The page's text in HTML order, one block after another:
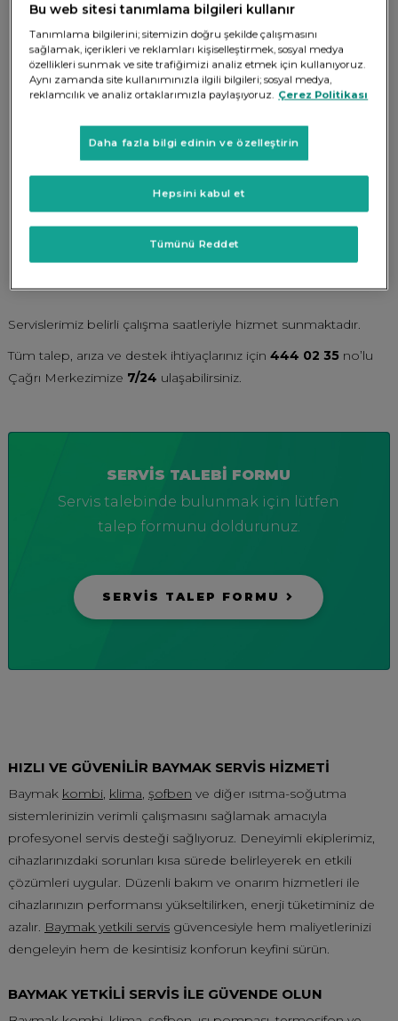
SEÇİNİZ
Servislerimiz belirli çalışma saatleriyle hizmet sunmaktadır.
Tüm talep, arıza ve destek ihtiyaçlarınız için 444 02 35no’lu
Çağrı Merkezimize 7/24 ulaşabilirsiniz.
SERVİS TALEBİ FORMU
Servis talebinde bulunmak için lütfen
talep formunu doldurunuz.
SERVİS TALEP FORMU
HIZLI VE GÜVENİLİR BAYMAK SERVİS HİZMETİ
Baymak kombi, klima, şofben ve diğer ısıtma-soğutma
sistemlerinizin verimli çalışmasını sağlamak amacıyla
profesyonel servis desteği sağlıyoruz. Deneyimli ekiplerimiz,
cihazlarınızdaki sorunları kısa sürede belirleyerek en etkili
çözümleri uygular. Düzenli bakım ve onarım hizmetleri ile
cihazlarınızın performansı yükseltilirken, enerji tüketiminiz de
azalır. Baymak yetkili servisgüvencesiyle hem maliyetlerinizi
dengeleyin hem de kesintisiz konforun keyfini sürün.
BAYMAK YETKİLİ SERVİS İLE GÜVENDE OLUN
Bu web sitesi tanımlama bilgileri kullanır
Tanımlama bilgilerini; sitemizin doğru şekilde çalışmasını
sağlamak, içerikleri ve reklamları kişiselleştirmek, sosyal medya
özellikleri sunmak ve site trafiğimizi analiz etmek için kullanıyoruz.
Aynı zamanda site kullanımınızla ilgili bilgileri; sosyal medya,
reklamcılık ve analiz ortaklarımızla paylaşıyoruz. Çerez Politikası
Daha fazla bilgi edinin ve özelleştirin
Tümünü Reddet
Hepsini kabul et